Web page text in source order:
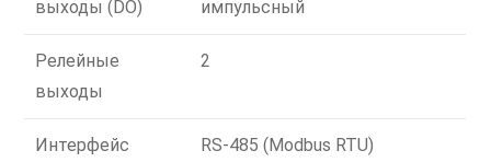
выходы (DO) импульсный
Релейные
выходы
2
Интерфейс
RS-485 (Modbus RTU)